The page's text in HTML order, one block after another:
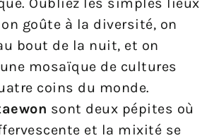
goûte à la diversité, on
bout de la nuit, et on
mosaïque de cultures
coins du monde.
sont deux pépites où
et la mixité se